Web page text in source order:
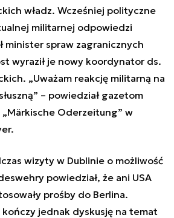
władz. Wcześniej polityczne
militarnej odpowiedzi
minister spraw zagranicznych
wyraził je nowy koordynator ds.
„Uważam reakcję militarną na
– powiedział gazetom
„Märkische Oderzeitung” w
wizyty w Dublinie o możliwość
powiedział, że ani USA
prośby do Berlina.
jednak dyskusję na temat